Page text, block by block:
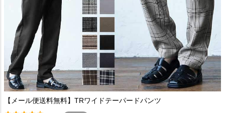
【メール便送料無料】TRワイドテーパードパンツ